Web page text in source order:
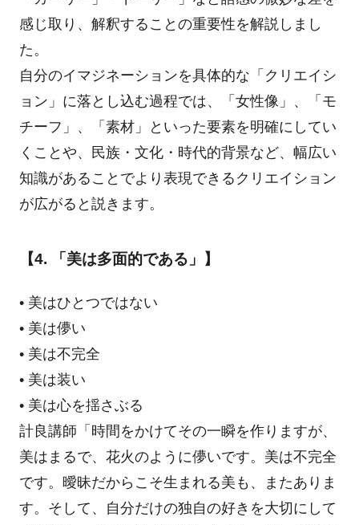
感じ取り、解釈することの重要性を解説しまし
た。
自分のイマジネーションを具体的な「クリエイシ
ョン」に落とし込む過程では、「女性像」、「モ
チーフ」、「素材」といった要素を明確にしてい
くことや、民族・文化・時代的背景など、幅広い
知識があることでより表現できるクリエイション
が広がると説きます。
【4. 「美は多面的である」】
• 美はひとつではない
• 美は儚い
• 美は不完全
• 美は装い
• 美は心を揺さぶる
計良講師「時間をかけてその一瞬を作りますが、
美はまるで、花火のように儚いです。美は不完全
です。曖昧だからこそ生まれる美も、またありま
す。そして、自分だけの独自の好きを大切にして